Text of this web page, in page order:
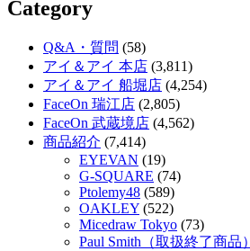
Category
Q&A・質問 (58)
アイ＆アイ 本店 (3,811)
アイ＆アイ 船堀店 (4,254)
FaceOn 瑞江店 (2,805)
FaceOn 武蔵境店 (4,562)
商品紹介 (7,414)
EYEVAN (19)
G-SQUARE (74)
Ptolemy48 (589)
OAKLEY (522)
Micedraw Tokyo (73)
Paul Smith（取扱終了商品）